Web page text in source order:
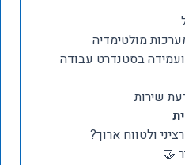
מולטימדיה
בסטנדרט עבודה
שירות
ולטווח ארוך?
🤝